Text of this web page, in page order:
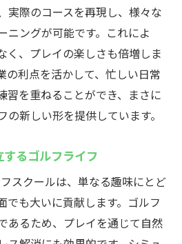
実際のコースを再現し、様々な
ニングが可能です。これによ
く、プレイの楽しさも倍増しま
の利点を活かして、忙しい日常
習を重ねることができ、まさに
の新しい形を提供しています。
るゴルフライフ
スクールは、単なる趣味にとど
でも大いに貢献します。ゴルフ
あるため、プレイを通じて自然